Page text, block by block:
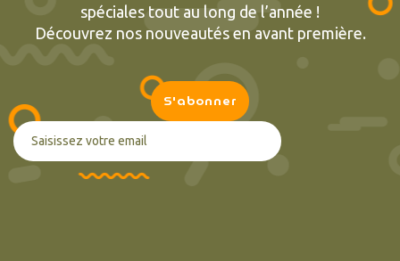
spéciales tout au long de l’année !
Découvrez nos nouveautés en avant première.